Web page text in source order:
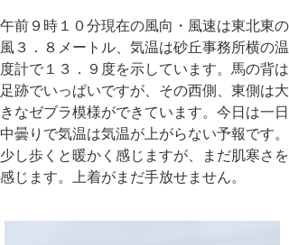
午前９時１０分現在の風向・風速は東北東の
風３．８メートル、気温は砂丘事務所横の温
度計で１３．９度を示しています。馬の背は
足跡でいっぱいですが、その西側、東側は大
きなゼブラ模様ができています。今日は一日
中曇りで気温は気温が上がらない予報です。
少し歩くと暖かく感じますが、まだ肌寒さを
感じます。上着がまだ手放せません。